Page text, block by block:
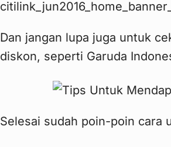
Dan jangan lupa juga untuk
diskon, seperti Garuda
Selesai sudah poin-poin cara